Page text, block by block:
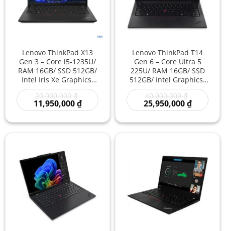
Lenovo ThinkPad X13
Gen 3 – Core i5-1235U/
RAM 16GB/ SSD 512GB/
Intel Iris Xe Graphics/
13.3 inch – Laptop
Doanh Nhân Siêu Gọn
Hiệu Năng Mạnh Làm
20,000,000₫
gốc
là:
20,000,000 ₫.
11,950,000₫Giá
hiện
là:
Lenovo ThinkPad T14
Gen 6 – Core Ultra 5
225U/ RAM 16GB/ SSD
512GB/ Intel Graphics/
14 inch – Laptop Doanh
Nhân Thế Hệ Mới Hiệu
Năng Thông Minh Làm
Rẻ
40,000,000₫
gốc
là:
25,950,000₫Giá
hiện
là: